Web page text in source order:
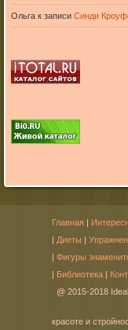
Ольгак записи Синди
Главная |
| Диеты |
| Фигуры
| Библиотека |
@ 2015-2018
красоте и